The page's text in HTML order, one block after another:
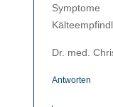
Dr. med.
Antworten